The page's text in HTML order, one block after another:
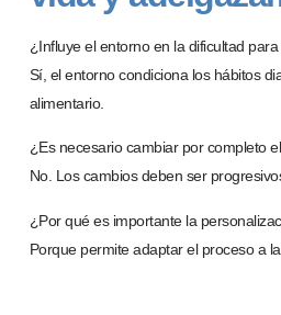
¿Influye el entorno en la dificultad
Sí, el entorno condiciona los hábitos
alimentario.
¿Es necesario cambiar por completo
No. Los cambios deben ser
¿Por quées importante la
Porque permite adaptar el proceso a